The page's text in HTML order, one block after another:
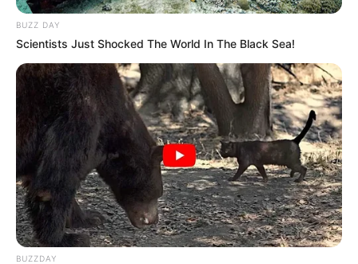
(foto: pinterest)
Baca juga:10 Desain Barang Berbentuk Hewan yang Bikin
Gemas
Itu adalah 8 karakter yang merupakan bagian dari BT21.
Bentuknya yang lucu dan imut selalu membuat gemes, jadi
pengen beli bonekanya.
BUZZ DAY
Scientists Just Shocked The World In The Black Sea!
BUZZDAY